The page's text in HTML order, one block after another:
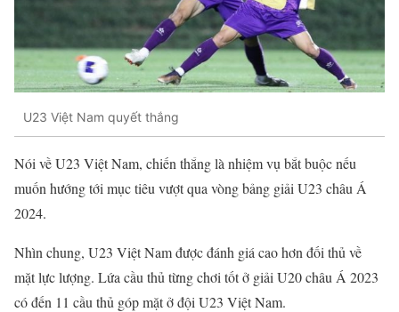
U23 Việt Nam quyết thắng
Nói về U23 Việt Nam, chiến thắng là nhiệm vụ bắt buộc nếu
muốn hướng tới mục tiêu vượt qua vòng bảng giải U23 châu Á
2024.
Nhìn chung, U23 Việt Nam được đánh giá cao hơn đối thủ về
mặt lực lượng. Lứa cầu thủ từng chơi tốt ở giải U20 châu Á 2023
có đến 11 cầu thủ góp mặt ở đội U23 Việt Nam.